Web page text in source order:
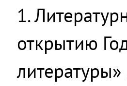
1.
открытию